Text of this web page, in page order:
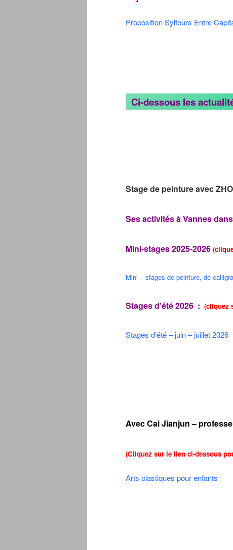
Proposition Syltours Entre
Ci-dessous les
Stage de peinture avec
Ses activités à Vannes
Mini-stages 2025-2026
Mini – stages de peinture, de
Stages d’été2026 : (cliquez
Stages d’été – juin – juillet 2026
Avec Cai Jianjun –
(Cliquez sur le lien ci-dessous
Arts plastiques pour enfants